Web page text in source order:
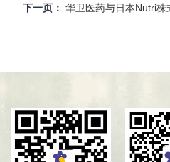
下一页：华卫医药与日本Nutri株